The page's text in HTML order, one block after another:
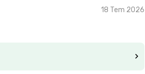
18 Tem 2026